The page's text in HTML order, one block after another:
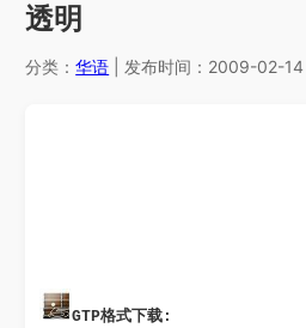
透明
分类：华语 | 发布时间：2009-02-14
GTP格式下载: